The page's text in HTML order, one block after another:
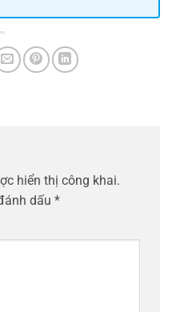
hiển thị công khai.
dấu *